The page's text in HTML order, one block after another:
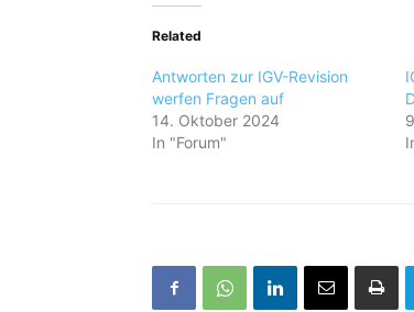
Related
Antworten zur IGV-Revision
werfen Fragen auf
14. Oktober 2024
In "Forum"